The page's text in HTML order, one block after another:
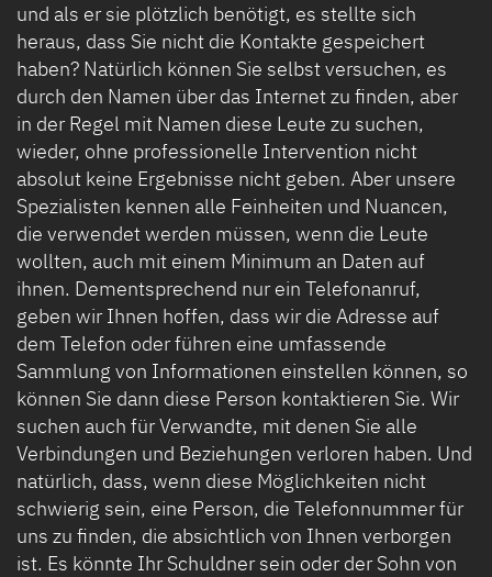
und als er sie plötzlich benötigt, es stellte sich
heraus, dass Sie nicht die Kontakte gespeichert
haben? Natürlich können Sie selbst versuchen, es
durch den Namen über das Internet zu finden, aber
in der Regel mit Namen diese Leute zu suchen,
wieder, ohne professionelle Intervention nicht
absolut keine Ergebnisse nicht geben. Aber unsere
Spezialisten kennen alle Feinheiten und Nuancen,
die verwendet werden müssen, wenn die Leute
wollten, auch mit einem Minimum an Daten auf
ihnen. Dementsprechend nur ein Telefonanruf,
geben wir Ihnen hoffen, dass wir die Adresse auf
dem Telefon oder führen eine umfassende
Sammlung von Informationen einstellen können, so
können Sie dann diese Person kontaktieren Sie. Wir
suchen auch für Verwandte, mit denen Sie alle
Verbindungen und Beziehungen verloren haben. Und
natürlich, dass, wenn diese Möglichkeiten nicht
schwierig sein, eine Person, die Telefonnummer für
uns zu finden, die absichtlich von Ihnen verborgen
ist. Es könnte Ihr Schuldner sein oder der Sohn von